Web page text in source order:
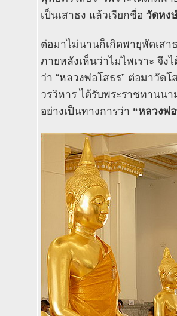
เป็นเสาธง แล้วเรียกชื่อ วัดหง
ต่อมาไม่นานก็เกิดพายุพัดเส
ภายหลังเห็นว่าไม่ไพเราะ จึ
ว่า “หลวงพ่อโสธร” ต่อมาวัด
วรวิหาร ได้รับพระราชทานน
อย่างเป็นทางการว่า “หลวงพ่